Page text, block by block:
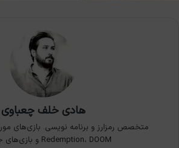
هادی خلف چعباوی
Redemption، DOOM و بازی‌های جهان‌باز.